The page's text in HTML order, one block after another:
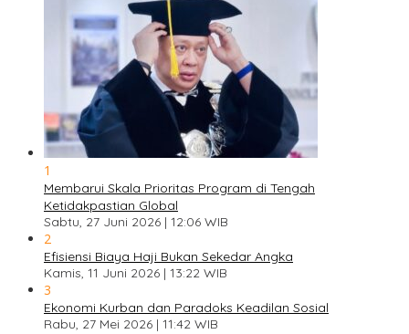
1
Membarui Skala Prioritas Program di Tengah
Ketidakpastian Global
Sabtu, 27 Juni 2026 | 12:06 WIB
2
Efisiensi Biaya Haji Bukan Sekedar Angka
Kamis, 11 Juni 2026 | 13:22 WIB
3
Ekonomi Kurban dan Paradoks Keadilan Sosial
Rabu, 27 Mei 2026 | 11:42 WIB